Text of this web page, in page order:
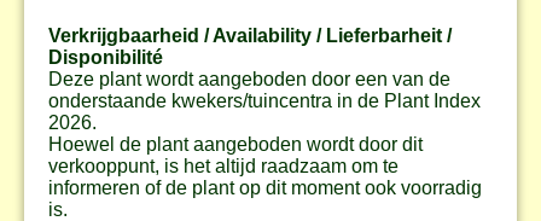
Verkrijgbaarheid / Availability / Lieferbarheit /
Disponibilité
Deze plant wordt aangeboden door een van de
onderstaande kwekers/tuincentra in de Plant Index
2026.
Hoewel de plant aangeboden wordt door dit
verkooppunt, is het altijd raadzaam om te
informeren of de plant op dit moment ook voorradig
is.